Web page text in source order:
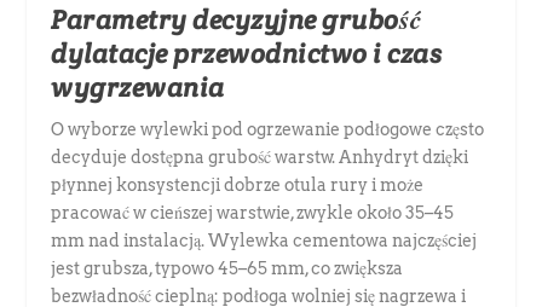
Parametry decyzyjne grubość
dylatacje przewodnictwo i czas
wygrzewania
O wyborze wylewki pod ogrzewanie podłogowe często
decyduje dostępna grubość warstw. Anhydryt dzięki
płynnej konsystencji dobrze otula rury i może
pracować w cieńszej warstwie, zwykle około 35–45
mm nad instalacją. Wylewka cementowa najczęściej
jest grubsza, typowo 45–65 mm, co zwiększa
bezwładność cieplną: podłoga wolniej się nagrzewa i